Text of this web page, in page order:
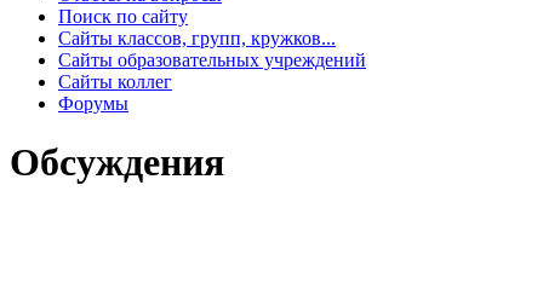
Поиск по сайту
Сайты классов, групп, кружков...
Сайты образовательных учреждений
Сайты коллег
Форумы
Обсуждения